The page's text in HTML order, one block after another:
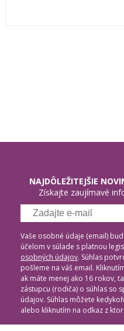
NAJDÔLEŽITEJŠIE
Získajte zaujímavé
Vaše osobné údaje (email)
účelom v súlade s platnou
osobných údajov. Súhlas
pošleme na váš email.
ak máte menej ako 16 rokov,
zástupcu (rodiča) o súhlas so
údajov. Súhlas môžete
alebo kliknutím na odkaz z